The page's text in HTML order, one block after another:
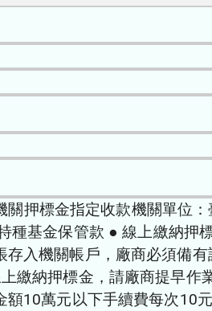
押標金指定收款機關單位
種基金保管款 ● 線上繳納押
入機關帳戶，廠商必須備
繳納押標金，請廠商提早作
10萬元以下手續費每次10